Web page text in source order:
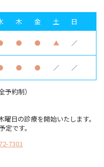
木 金 土
日
● ● ▲ ／
● ● ／ ／
予約制）
日の診療を開始いたします。
です。
7301